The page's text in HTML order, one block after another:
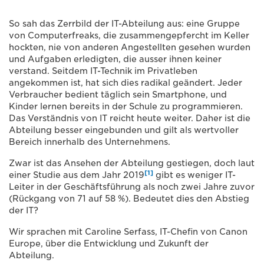
So sah das Zerrbild der IT-Abteilung aus: eine Gruppe
von Computerfreaks, die zusammengepfercht im Keller
hockten, nie von anderen Angestellten gesehen wurden
und Aufgaben erledigten, die ausser ihnen keiner
verstand. Seitdem IT-Technik im Privatleben
angekommen ist, hat sich dies radikal geändert. Jeder
Verbraucher bedient täglich sein Smartphone, und
Kinder lernen bereits in der Schule zu programmieren.
Das Verständnis von IT reicht heute weiter. Daher ist die
Abteilung besser eingebunden und gilt als wertvoller
Bereich innerhalb des Unternehmens.
Zwar ist das Ansehen der Abteilung gestiegen, doch laut
einer Studie aus dem Jahr 2019[1] gibt es weniger IT-
Leiter in der Geschäftsführung als noch zwei Jahre zuvor
(Rückgang von 71 auf 58 %). Bedeutet dies den Abstieg
der IT?
Wir sprachen mit Caroline Serfass, IT-Chefin von Canon
Europe, über die Entwicklung und Zukunft der
Abteilung.